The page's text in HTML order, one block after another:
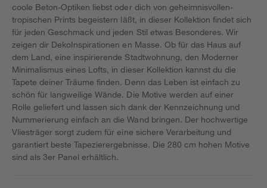
coole Beton-Optiken liebst oder dich von geheimnisvollen-
tropischen Prints begeistern läßt, in dieser Kollektion findet sich
für jeden Geschmack und jeden Stil etwas Besonderes. Wir
zeigen dir DekoInspirationen en Masse. Ob für das Haus auf
dem Land, eine inspirierende Stadtwohnung, den Moderner
Minimalismus eines Lofts, in dieser Kollektion kannst du die
Tapete deiner Träume finden. Denn das Leben ist einfach zu
schön für langweilige Wände. Die Motive werden auf einer
Rolle geliefert und lassen sich dank der Kennzeichnung und
Nummerierung einfach an die Wand bringen. Der hochwertige
Vliesträger sorgt zudem für eine sichere Verarbeitung und
garantiert beste Tapezierergebnisse. Die 280 cm hohen Motive
sind als 3er Panel erhältlich.